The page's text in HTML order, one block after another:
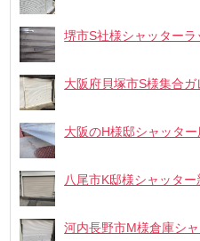
堺市S社様シャッターラ
大阪府貝塚市S様集合
大阪のH様邸シャッタ
八尾市K邸様シャッタ
河内長野市M様倉庫シ